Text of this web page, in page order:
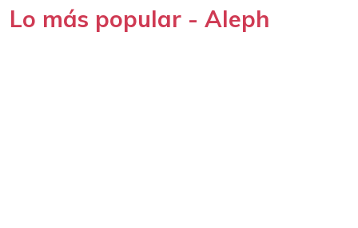
Lo más popular - Aleph